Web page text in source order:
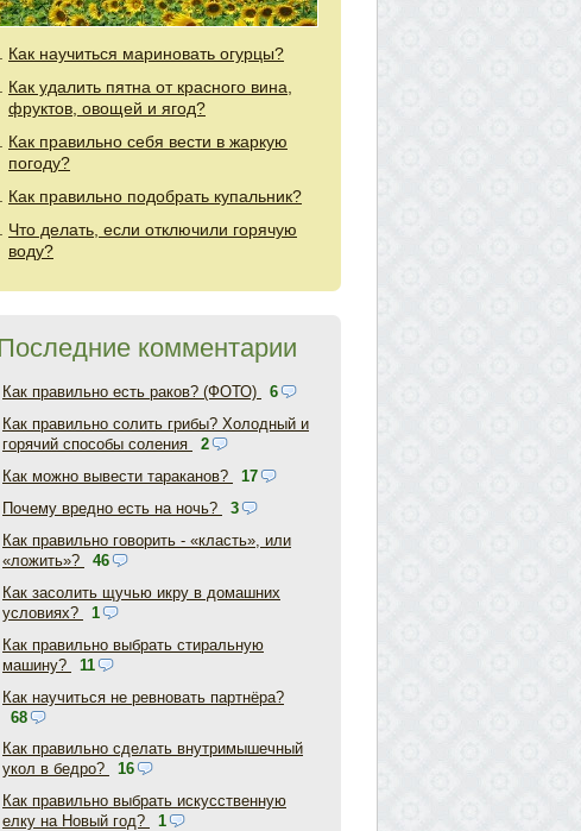
Как научиться мариновать огурцы?
Как удалить пятна от красного вина,
фруктов, овощей и ягод?
Как правильно себя вести в жаркую
погоду?
Как правильно подобрать купальник?
Что делать, если отключили горячую
воду?
комментарии
Как правильно есть раков? (ФОТО)
6
Как правильно солить грибы? Холодный и
горячий способы соления
2
Как можно вывести тараканов?
17
Почему вредно есть на ночь?
3
Как правильно говорить - «класть», или
«ложить»?
46
Как засолить щучью икру в домашних
условиях?
1
Как правильно выбрать стиральную
машину?
11
Как научиться не ревновать партнёра?
68
Как правильно сделать внутримышечный
укол в бедро?
16
Как правильно выбрать искусственную
елку на Новый год?
1